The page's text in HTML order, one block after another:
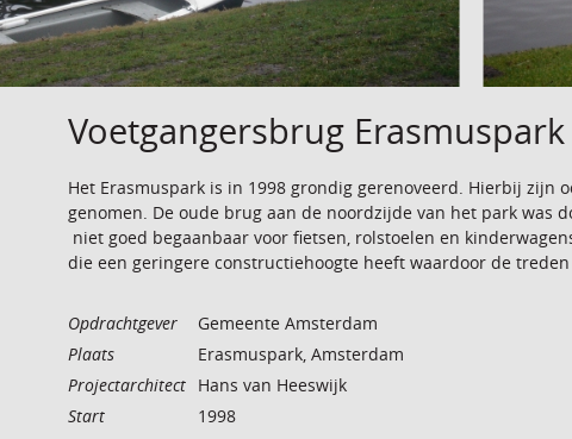
Voetgangersbrug Erasmuspark
Het Erasmuspark is in 1998 grondig gerenoveerd. Hierbij zijn
genomen. De oude brug aan de noordzijde van het park
niet goed begaanbaar voor fietsen, rolstoelen en
die een geringere constructiehoogte heeft waardoor de
Opdrachtgever
Gemeente Amsterdam
Plaats
Erasmuspark, Amsterdam
Projectarchitect Hans van Heeswijk
Start
1998